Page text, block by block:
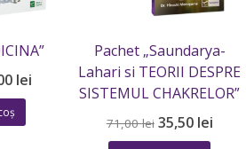
lei
Pachet „Saundarya-
Lahari si TEORII DESPRE
SISTEMUL CHAKRELOR”
71,00lei Prețul
inițial
35,50 leiPrețul